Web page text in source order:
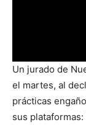
Un jurado de
el martes, al
prácticas
sus